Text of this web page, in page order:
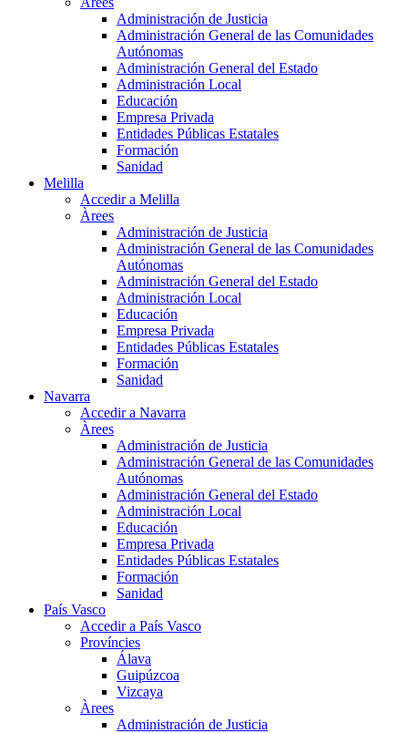
Administración de Justicia
Administración General de las Comunidades
Autónomas
Administración General del Estado
Administración Local
Educación
Empresa Privada
Entidades Públicas Estatales
Formación
Sanidad
Melilla
Accedir a Melilla
Àrees
Administración de Justicia
Administración General de las Comunidades
Autónomas
Administración General del Estado
Administración Local
Educación
Empresa Privada
Entidades Públicas Estatales
Formación
Sanidad
Navarra
Accedir a Navarra
Àrees
Administración de Justicia
Administración General de las Comunidades
Autónomas
Administración General del Estado
Administración Local
Educación
Empresa Privada
Entidades Públicas Estatales
Formación
Sanidad
País Vasco
Accedir a País Vasco
Províncies
Álava
Guipúzcoa
Vizcaya
Àrees
Administración de Justicia